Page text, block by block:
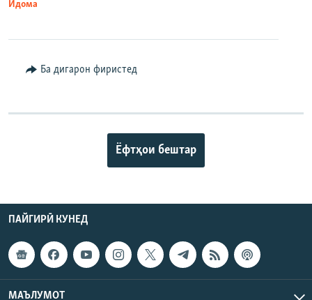
Идома
Ба дигарон фиристед
Ёфтҳои бештар
ПАЙГИРӢ КУНЕД
МАЪЛУМОТ